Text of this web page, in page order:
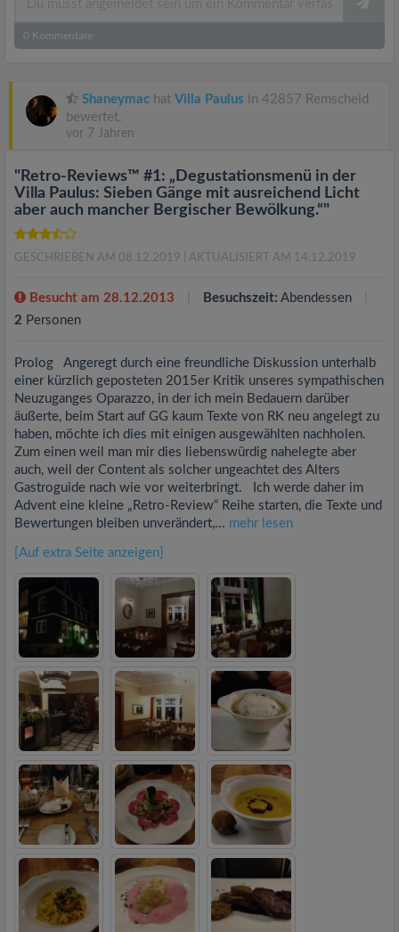
0 Kommentare
Shaneymac hat Villa Paulus in 42857 Remscheid
bewertet.
vor 7 Jahren
"Retro-Reviews™ #1: „Degustationsmenü in der
Villa Paulus: Sieben Gänge mit ausreichend Licht
aber auch mancher Bergischer Bewölkung.“"
GESCHRIEBEN AM 08.12.2019 | AKTUALISIERT AM 14.12.2019
Besucht am 28.12.2013 Besuchszeit: Abendessen
2 Personen
Prolog Angeregt durch eine freundliche Diskussion unterhalb
einer kürzlich geposteten 2015er Kritik unseres sympathischen
Neuzuganges Oparazzo, in der ich mein Bedauern darüber
äußerte, beim Start auf GG kaum Texte von RK neu angelegt zu
haben, möchte ich dies mit einigen ausgewählten nachholen.
Zum einen weil man mir dies liebenswürdig nahelegte aber
auch, weil der Content als solcher ungeachtet des Alters
Gastroguide nach wie vor weiterbringt. Ich werde daher im
Advent eine kleine „Retro-Review“ Reihe starten, die Texte und
Bewertungen bleiben unverändert,... mehr lesen
[Auf extra Seite anzeigen]